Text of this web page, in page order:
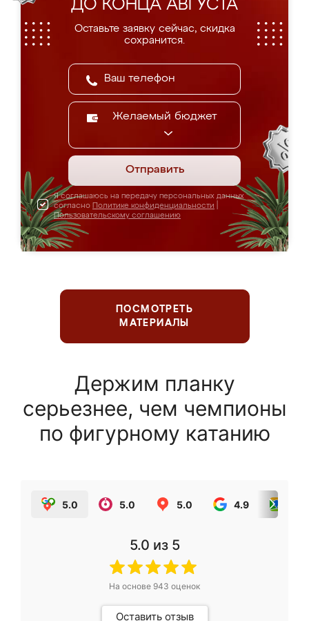
ДО КОНЦА АВГУСТА
Оставьте заявку сейчас, скидка
сохранится.
Желаемый бюджет
Отправить
Я соглашаюсь на передачу персональных данных
согласно Политике конфиденциальности
Пользовательскому соглашению
ПОСМОТРЕТЬ
МАТЕРИАЛЫ
Держим планку
серьезнее, чем чемпионы
по фигурному катанию
5.0 5.0 5.0 4.9
5.0 из 5
На основе 943 оценок
Оставить отзыв